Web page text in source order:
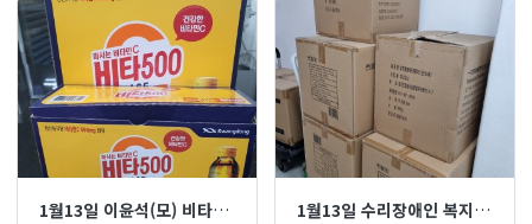
1월13일 이윤석(모) 비타500 1박스 후원 하셨습니다 1월13일 수리장애인 복지관에서 마스크 (16000)개 후원 하셨습니다